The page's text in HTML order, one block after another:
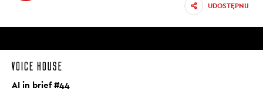
UDOSTĘPNIJ
AI in brief #44